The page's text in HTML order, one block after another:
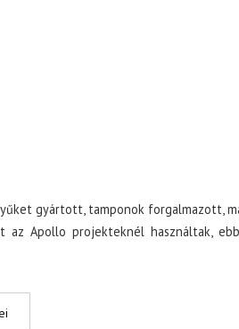
gyártott, tamponok forgalmazott,
Apollo projekteknél használtak,